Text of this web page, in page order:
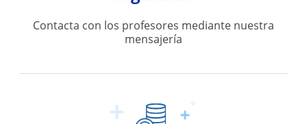
Contacta con los profesores mediante nuestra
mensajería